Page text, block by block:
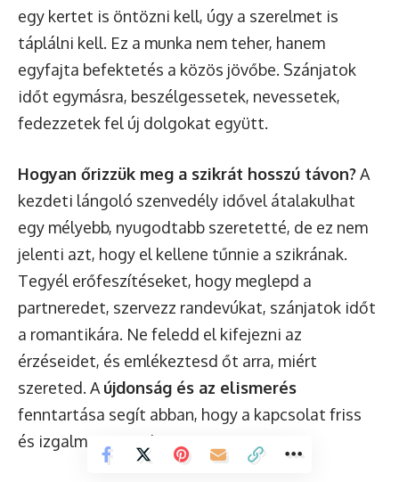
egy kertet is öntözni kell, úgy a szerelmet is
táplálni kell. Ez a munka nem teher, hanem
egyfajta befektetés a közös jövőbe. Szánjatok
időt egymásra, beszélgessetek, nevessetek,
fedezzetek fel új dolgokat együtt.
Hogyan őrizzük meg a szikrát hosszú távon?A
kezdeti lángoló szenvedély idővel átalakulhat
egy mélyebb, nyugodtabb szeretetté, de ez nem
jelenti azt, hogy el kellene tűnnie a szikrának.
Tegyél erőfeszítéseket, hogy meglepd a
partneredet, szervezz randevúkat, szánjatok időt
a romantikára. Ne feledd el kifejezni az
érzéseidet, és emlékeztesd őt arra, miért
szereted. A újdonság és az elismerés
fenntartása segít abban, hogy a kapcsolat friss
és izgalmas maradjon.